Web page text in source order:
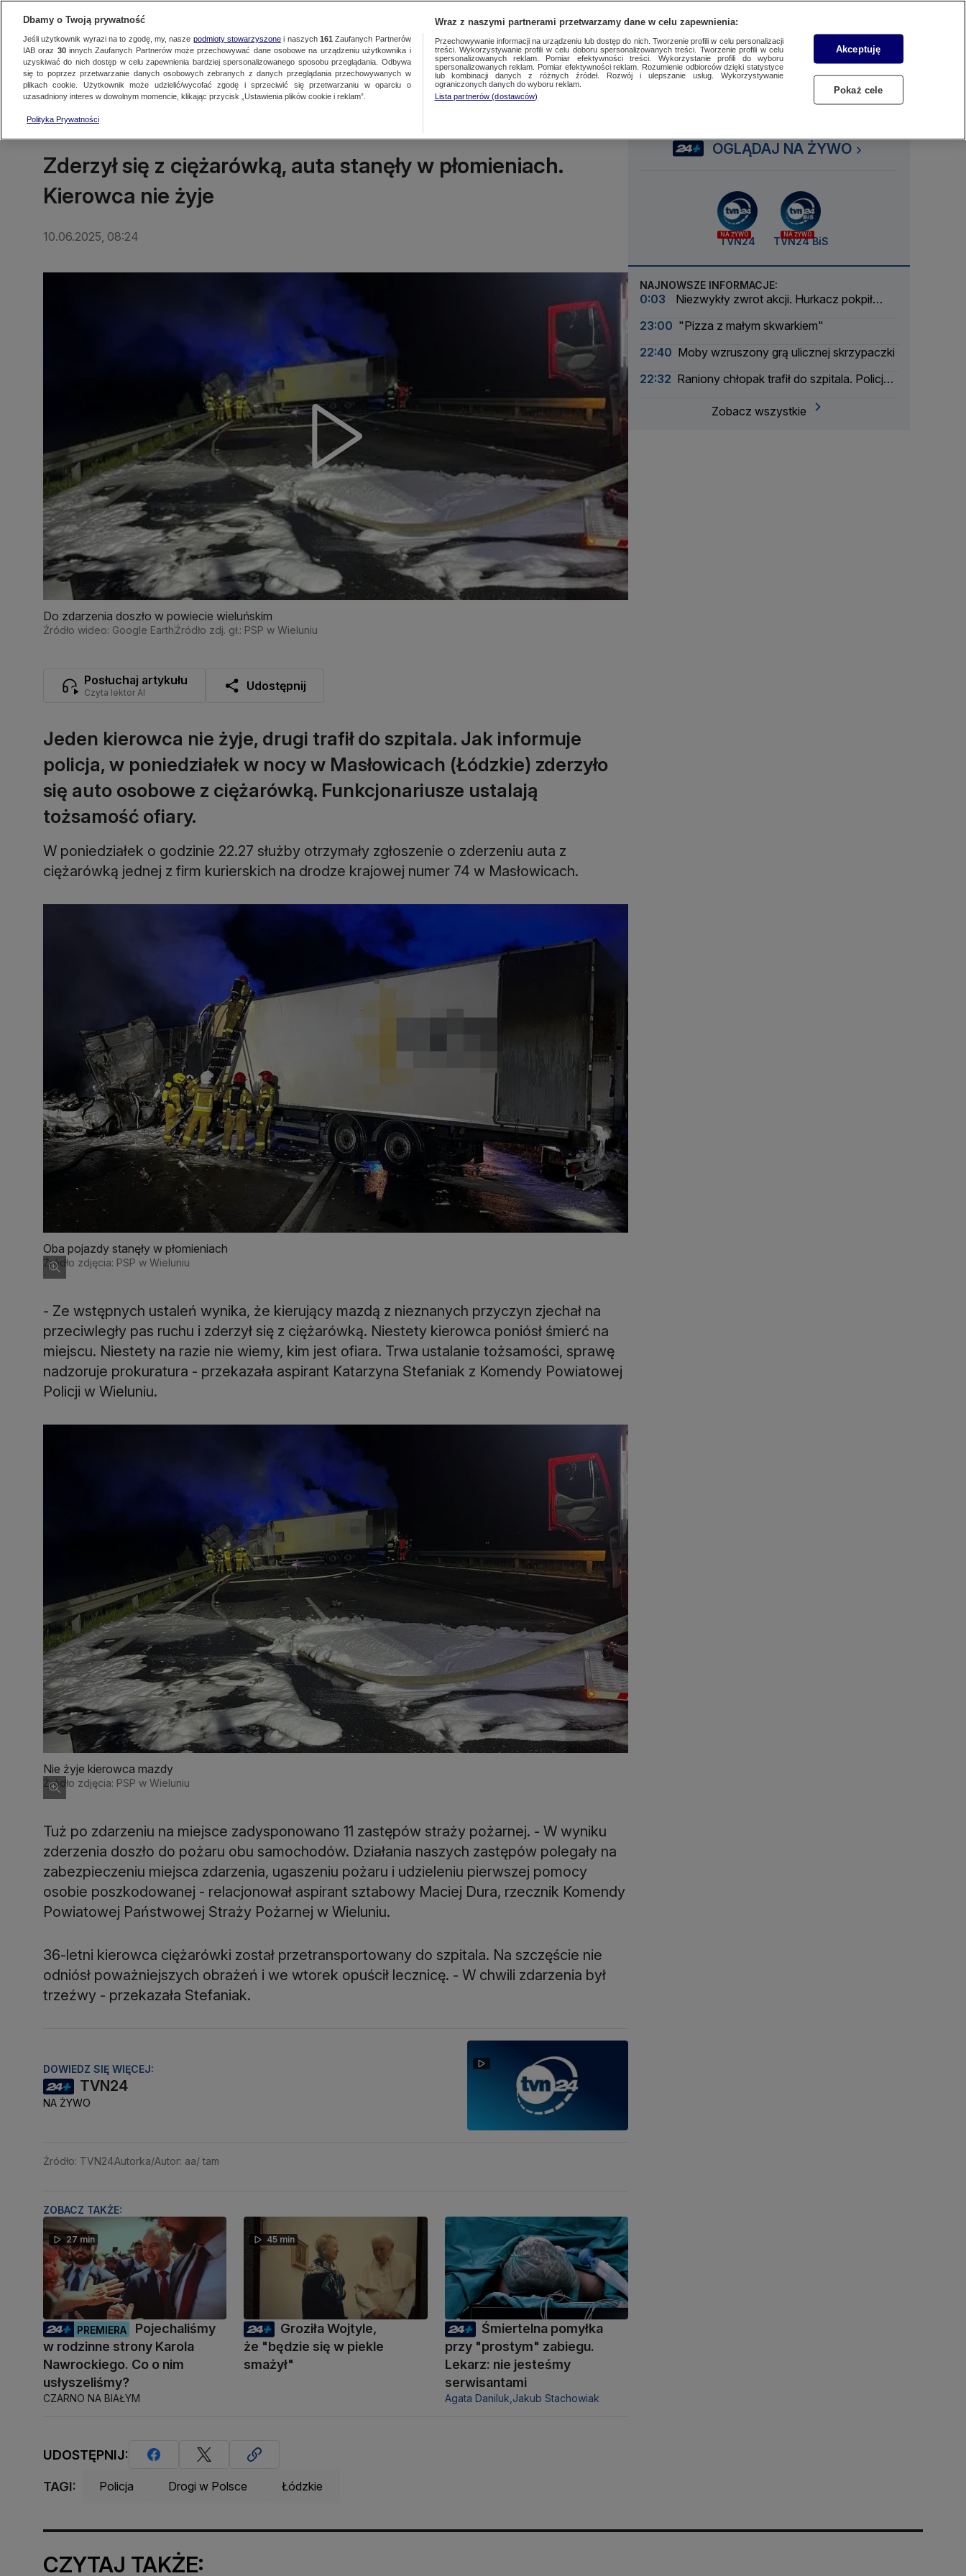
SUBSKRYBUJ
SzukajZaloguj się
Oglądaj TVN24NajnowszeFaktyŚwiat PolskaRegionalne Więcej CzytajSłuchaj
Zderzył się z ciężarówką, auta stanęły w płomieniach.
Kierowca nie żyje
10.06.2025, 08:24
Do zdarzenia doszło w powiecie wieluńskim
Źródło wideo: Google EarthŹródło zdj. gł.: PSP w Wieluniu
Posłuchaj artykułu
Czyta lektor AI Udostępnij
Jeden kierowca nie żyje, drugi trafił do szpitala. Jak informuje
policja, w poniedziałek w nocy w Masłowicach (Łódzkie) zderzyło
się auto osobowe z ciężarówką. Funkcjonariusze ustalają
tożsamość ofiary.
W poniedziałek o godzinie 22.27 służby otrzymały zgłoszenie o zderzeniu auta z
ciężarówką jednej z firm kurierskich na drodze krajowej numer 74 w Masłowicach.
Oba pojazdy stanęły w płomieniach
Źródło zdjęcia: PSP w Wieluniu
- Ze wstępnych ustaleń wynika, że kierujący mazdą z nieznanych przyczyn zjechał na
przeciwległy pas ruchu i zderzył się z ciężarówką. Niestety kierowca poniósł śmierć na
miejscu. Niestety na razie nie wiemy, kim jest ofiara. Trwa ustalanie tożsamości, sprawę
nadzoruje prokuratura - przekazała aspirant Katarzyna Stefaniak z Komendy Powiatowej
Policji w Wieluniu.
Nie żyje kierowca mazdy
Źródło zdjęcia: PSP w Wieluniu
Tuż po zdarzeniu na miejsce zadysponowano 11 zastępów straży pożarnej. - W wyniku
zderzenia doszło do pożaru obu samochodów. Działania naszych zastępów polegały na
zabezpieczeniu miejsca zdarzenia, ugaszeniu pożaru i udzieleniu pierwszej pomocy
osobie poszkodowanej - relacjonował aspirant sztabowy Maciej Dura, rzecznik Komendy
Powiatowej Państwowej Straży Pożarnej w Wieluniu.
36-letni kierowca ciężarówki został przetransportowany do szpitala. Na szczęście nie
odniósł poważniejszych obrażeń i we wtorek opuścił lecznicę. - W chwili zdarzenia był
trzeźwy - przekazała Stefaniak.
DOWIEDZ SIĘ WIĘCEJ:
TVN24
NA ŻYWO
Źródło: TVN24Autorka/Autor: aa/ tam
ZOBACZ TAKŻE:
27 min
PREMIERA
Pojechaliśmy
w rodzinne strony Karola
Nawrockiego. Co o nim
usłyszeliśmy?
CZARNO NA BIAŁYM
45 min
Groziła Wojtyle,
że "będzie się w piekle
smażył"
Śmiertelna pomyłka
przy "prostym" zabiegu.
Lekarz: nie jesteśmy
serwisantami
Agata Daniluk,Jakub Stachowiak
UDOSTĘPNIJ:
TAGI: Policja Drogi w Polsce Łódzkie
OGLĄDAJ NA ŻYWO
NA ŻYWO
TVN24
NA ŻYWO
TVN24 BiS
NAJNOWSZE INFORMACJE:
0:03
Niezwykły zwrot akcji. Hurkacz pokpił
23:00 "Pizza z małym skwarkiem"
22:40 Moby wzruszony grą ulicznej skrzypaczki
22:32 Raniony chłopak trafił do szpitala. Policja
Zobacz wszystkie
CZYTAJ TAKŻE:
Dbamy o Twoją prywatność
Jeśli użytkownik wyrazi na to zgodę, my, nasze podmioty stowarzyszonei naszych 161 Zaufanych Partnerów
IAB oraz 30innych Zaufanych Partnerów może przechowywać dane osobowe na urządzeniu użytkownika i
uzyskiwać do nich dostęp w celu zapewnienia bardziej spersonalizowanego sposobu przeglądania. Odbywa
się to poprzez przetwarzanie danych osobowych zebranych z danych przeglądania przechowywanych w
plikach cookie. Użytkownik może udzielić/wycofać zgodę i sprzeciwić się przetwarzaniu w oparciu o
uzasadniony interes w dowolnym momencie, klikając przycisk „Ustawienia plików cookie i reklam”.
Polityka Prywatności
Wraz z naszymi partnerami przetwarzamy dane w celu zapewnienia:
Przechowywanie informacji na urządzeniu lub dostęp do nich. Tworzenie profili w celu personalizacji
treści. Wykorzystywanie profili w celu doboru spersonalizowanych treści. Tworzenie profili w celu
spersonalizowanych reklam. Pomiar efektywności treści. Wykorzystanie profili do wyboru
spersonalizowanych reklam. Pomiar efektywności reklam. Rozumienie odbiorców dzięki statystyce
lub kombinacji danych z różnych źródeł. Rozwój i ulepszanie usług. Wykorzystywanie
ograniczonych danych do wyboru reklam.
Lista partnerów (dostawców)
Akceptuję
Pokaż cele